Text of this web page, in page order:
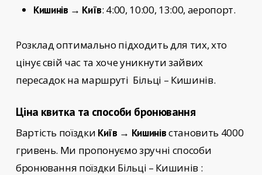
Кишинів → Київ: 4:00, 10:00, 13:00, аеропорт.
Розклад оптимально підходить для тих, хто
цінує свій час та хоче уникнути зайвих
пересадок на маршруті Більці – Кишинів.
Ціна квитка та способи бронювання
Вартість поїздки Київ → Кишинівстановить 4000
гривень. Ми пропонуємо зручні способи
бронювання поїздки Більці – Кишинів :